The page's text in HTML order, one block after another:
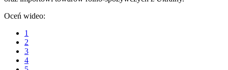
Oceń wideo:
1
2
3
4